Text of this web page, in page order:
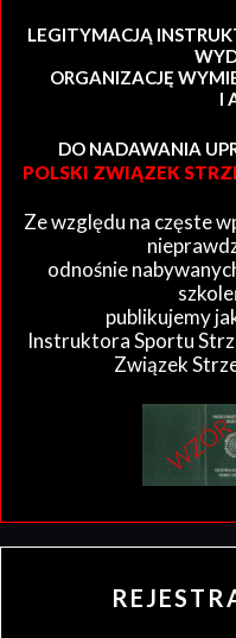
LEGITYMACJĄ
ORGANIZACJĘ
I
DO NADAWANIA
POLSKI ZWIĄZEK
Ze względu na częste
odnośnie
publikujemy
Instruktora Sportu
Związek